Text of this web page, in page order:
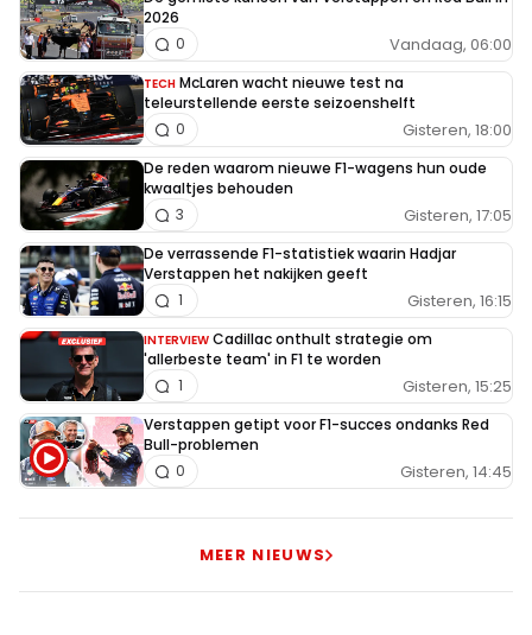
2026
Vandaag, 06:00
0
TECH McLaren wacht nieuwe test na
teleurstellende eerste seizoenshelft
Gisteren, 18:00
0
De reden waarom nieuwe F1-wagens hun oude
kwaaltjes behouden
Gisteren, 17:05
3
De verrassende F1-statistiek waarin Hadjar
Verstappen het nakijken geeft
Gisteren, 16:15
1
INTERVIEW Cadillac onthult strategie om
'allerbeste team' in F1 te worden
Gisteren, 15:25
1
Verstappen getipt voor F1-succes ondanks Red
Bull-problemen
Gisteren, 14:45
0
MEER NIEUWS